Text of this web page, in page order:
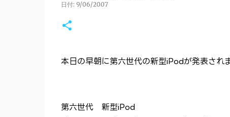
日付: 9/06/2007
本日の早朝に第六世代の新型iPodが発表され
第六世代 新型iPod